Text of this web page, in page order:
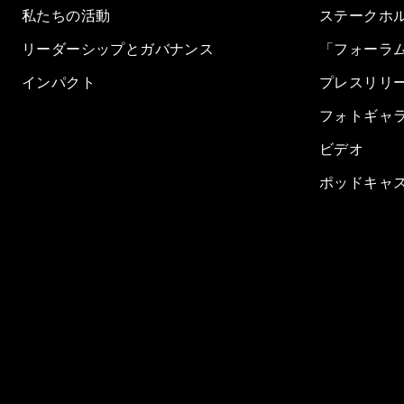
私たちの活動
リーダーシップとガバナンス
インパクト
ステークホ
「フォーラ
プレスリリ
フォトギャ
ビデオ
ポッドキャ